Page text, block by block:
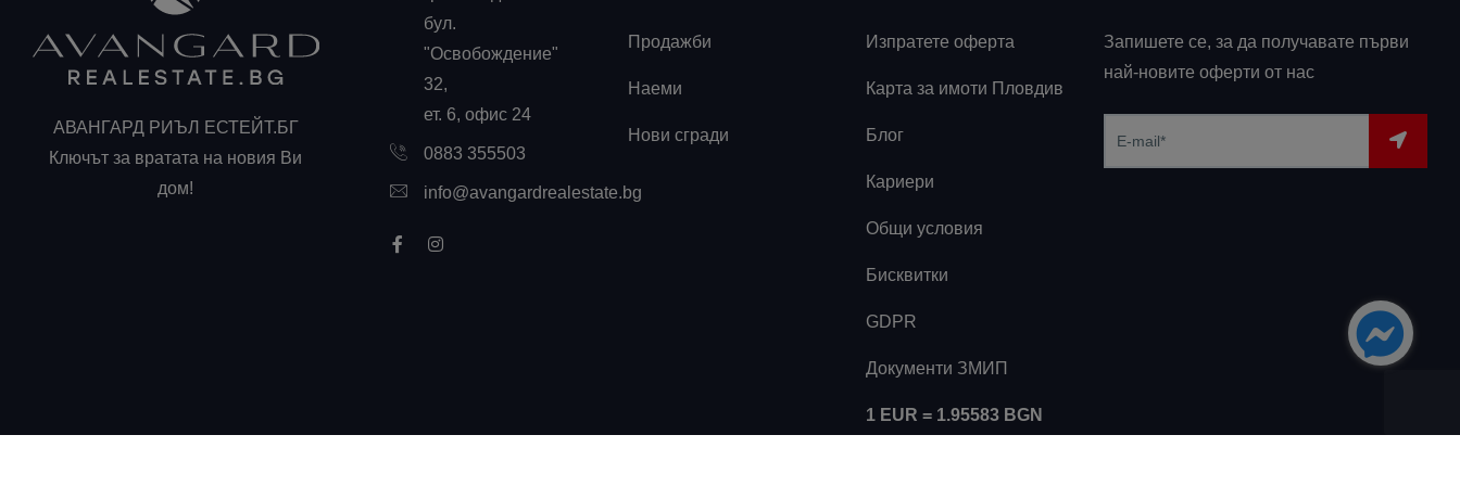
АВАНГАРД РИЪЛ ЕСТЕЙТ.БГ
Ключът за вратата на новия Ви
дом!
бул.
"Освобождение"
32,
ет. 6, офис 24
0883 355503
info@avangardrealestate.bg
Продажби
Наеми
Нови сгради
Изпратете оферта
Карта за имоти Пловдив
Блог
Кариери
Общи условия
Бисквитки
GDPR
Документи ЗМИП
1 EUR = 1.95583 BGN
Запишете се, за да получавате първи
най-новите оферти от нас